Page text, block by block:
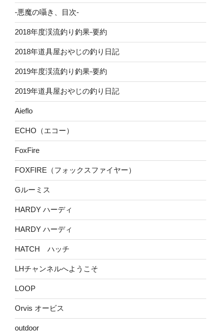
-悪魔の囁き、目次-
2018年度渓流釣り釣果-要約
2018年道具屋おやじの釣り日記
2019年度渓流釣り釣果-要約
2019年道具屋おやじの釣り日記
Aieflo
ECHO（エコー）
FoxFire
FOXFIRE（フォックスファイヤー）
Gルーミス
HARDY ハーディ
HARDY ハーディ
HATCH ハッチ
LHチャンネルへようこそ
LOOP
Orvis オービス
outdoor